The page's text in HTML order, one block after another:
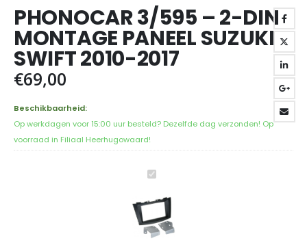
PHONOCAR 3/595 – 2-DIN
MONTAGE PANEEL SUZUKI
SWIFT 2010-2017
€69,00
Beschikbaarheid:
Op werkdagen voor 15:00 uur besteld? Dezelfde dag verzonden! Op
voorraad in Filiaal Heerhugowaard!
Phonocar
-
2-
din